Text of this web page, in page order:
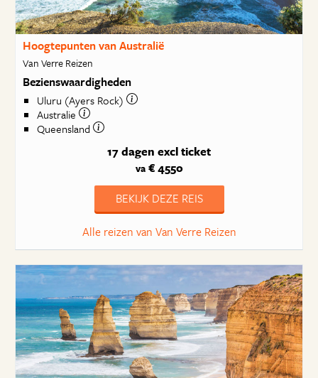
Hoogtepunten van Australië
Van Verre Reizen
Bezienswaardigheden
Uluru (Ayers Rock)
Australie
Queensland
17 dagen excl ticket
va€ 4550
BEKIJK DEZE REIS
Alle reizen van Van Verre Reizen